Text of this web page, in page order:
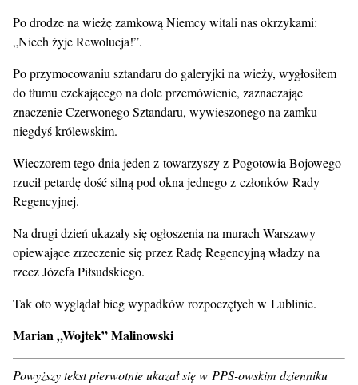
Po drodze na wieżę zamkową Niemcy witali nas okrzykami:
„Niech żyje Rewolucja!”.
Po przymocowaniu sztandaru do galeryjki na wieży, wygłosiłem
do tłumu czekającego na dole przemówienie, zaznaczając
znaczenie Czerwonego Sztandaru, wywieszonego na zamku
niegdyś królewskim.
Wieczorem tego dnia jeden z towarzyszy z Pogotowia Bojowego
rzucił petardę dość silną pod okna jednego z członków Rady
Regencyjnej.
Na drugi dzień ukazały się ogłoszenia na murach Warszawy
opiewające zrzeczenie się przez Radę Regencyjną władzy na
rzecz Józefa Piłsudskiego.
Tak oto wyglądał bieg wypadków rozpoczętych w Lublinie.
Marian „Wojtek” Malinowski
Powyższy tekst pierwotnie ukazał się w PPS-owskim dzienniku